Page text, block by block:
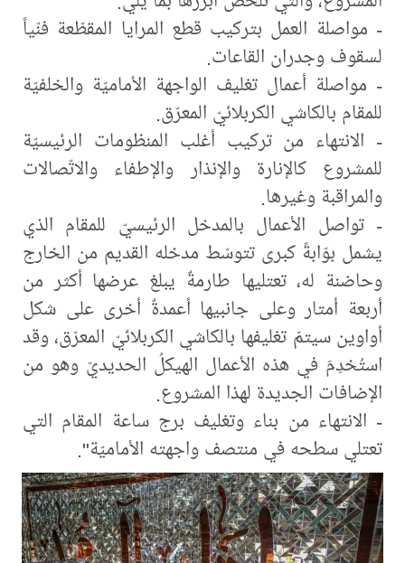
- مواصلة العمل بتركيب قطع المرايا المقطّعة فنّياً
لسقوف وجدران القاعات.
- مواصلة أعمال تغليف الواجهة الأماميّة والخلفيّة
للمقام بالكاشي الكربلائيّ المعرّق.
- الانتهاء من تركيب أغلب المنظومات الرئيسيّة
للمشروع كالإنارة والإنذار والإطفاء والاتّصالات
والمراقبة وغيرها.
- تواصل الأعمال بالمدخل الرئيسيّ للمقام الذي
يشمل بوّابةً كبرى تتوسّط مدخله القديم من الخارج
وحاضنة له، تعتليها طارمةٌ يبلغ عرضها أكثر من
أربعة أمتار وعلى جانبيها أعمدةٌ أخرى على شكل
أواوين سيتمّ تغليفها بالكاشي الكربلائيّ المعرّق، وقد
استُخدِمَ في هذه الأعمال الهيكلُ الحديديّ وهو من
الإضافات الجديدة لهذا المشروع.
- الانتهاء من بناء وتغليف برج ساعة المقام التي
تعتلي سطحه في منتصف واجهته الأماميّة".